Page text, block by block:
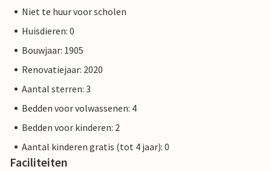
Niet te huur voor scholen
Huisdieren: 0
Bouwjaar: 1905
Renovatiejaar: 2020
Aantal sterren: 3
Bedden voor volwassenen: 4
Bedden voor kinderen: 2
Aantal kinderen gratis (tot 4 jaar): 0
Faciliteiten